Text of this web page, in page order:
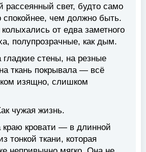
рассеянный свет, будто само
спокойнее, чем должно быть.
от едва заметного
полупрозрачные, как дым.
стены, на резные
ткань покрывала — всё
изящно, слишком
чужая жизнь.
краю кровати — в длинной
тонкой ткани, которая